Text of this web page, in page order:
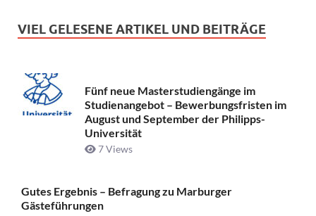
VIEL GELESENE ARTIKEL UND BEITRÄGE
Fünf neue Masterstudiengänge im
Studienangebot – Bewerbungsfristen im
August und September der Philipps-
Universität
7 Views
Gutes Ergebnis – Befragung zu Marburger
Gästeführungen